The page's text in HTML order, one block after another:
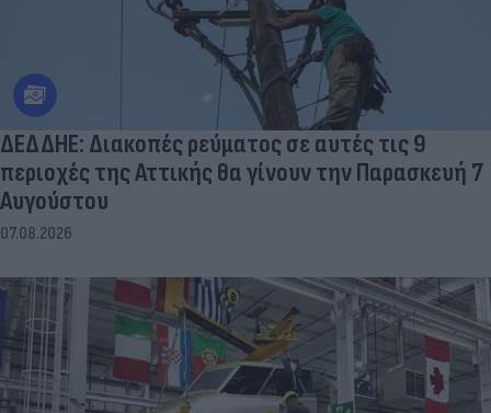
ΔΕΔΔΗΕ: Διακοπές ρεύματος σε αυτές τις 9
περιοχές της Αττικής θα γίνουν την Παρασκευή 7
Αυγούστου
07.08.2026